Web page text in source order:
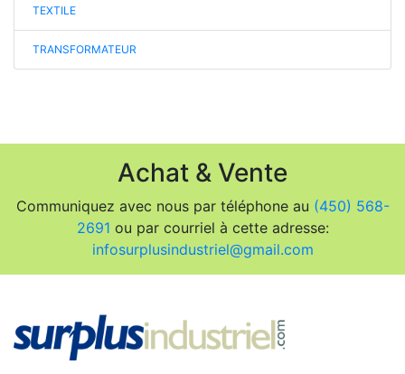
TEXTILE
TRANSFORMATEUR
Achat & Vente
Communiquez avec nous par téléphone au (450) 568-
2691 ou par courriel à cette adresse:
infosurplusindustriel@gmail.com